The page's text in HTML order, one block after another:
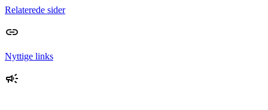
Relaterede sider
Nyttige links